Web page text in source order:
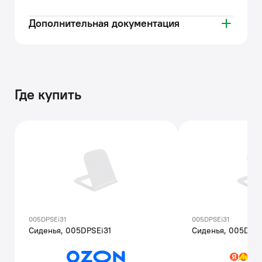
Дополнительная документация
Где купить
005DPSEi31
Сиденья, 005DPSEi31
005DPSEi31
Сиденья,